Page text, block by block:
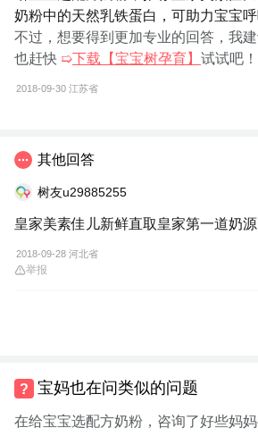
奶粉中的天然乳铁蛋白，可助力宝宝
不过，想要得到更加专业的回答，我
也赶快 ➯下载【宝宝树孕育】 试试吧！
2018-09-30 江苏省
其他回答
树友u29885255
皇家美素佳儿新鲜直取皇家第一道奶
2018-09-28 河北省
举报
宝妈也在问类似的问题
在给宝宝选配方奶粉，咨询了好些妈